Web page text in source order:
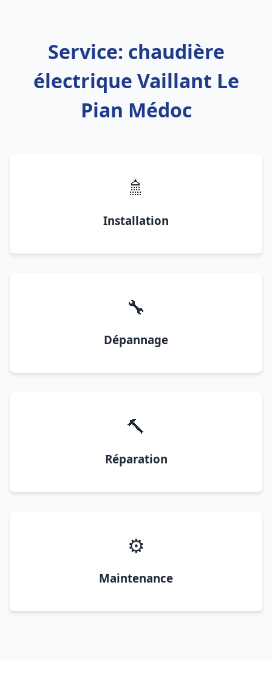
Service: chaudière
électrique Vaillant Le
Pian Médoc
🚿
Installation
🔧
Dépannage
🔨
Réparation
⚙️
Maintenance